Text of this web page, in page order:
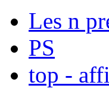
Les n
PS
top -